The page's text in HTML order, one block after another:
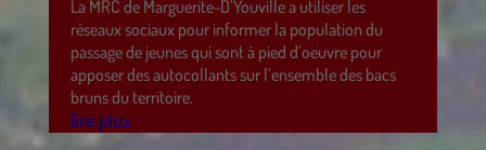
La MRC de Marguerite-D’Youville a utiliser les
réseaux sociaux pour informer la population du
passage de jeunes qui sont à pied d’oeuvre pour
apposer des autocollants sur l’ensemble des bacs
bruns du territoire.
lire plus